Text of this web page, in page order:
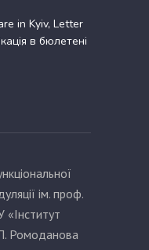
in Kyiv, Letter
в бюлетені
ім. проф.
Ромоданова